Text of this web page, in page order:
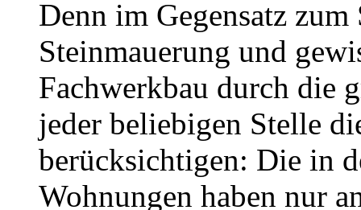
Denn im Gegensatz
Steinmauerung und
Fachwerkbau durch die
jeder beliebigen Stelle
berücksichtigen: Die in
Wohnungen haben nur